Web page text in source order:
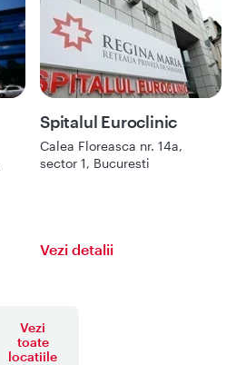
Spitalul Euroclinic
Calea Floreasca nr. 14a,
sector 1, Bucuresti
Vezi detalii
Vezi
toate
locatiile